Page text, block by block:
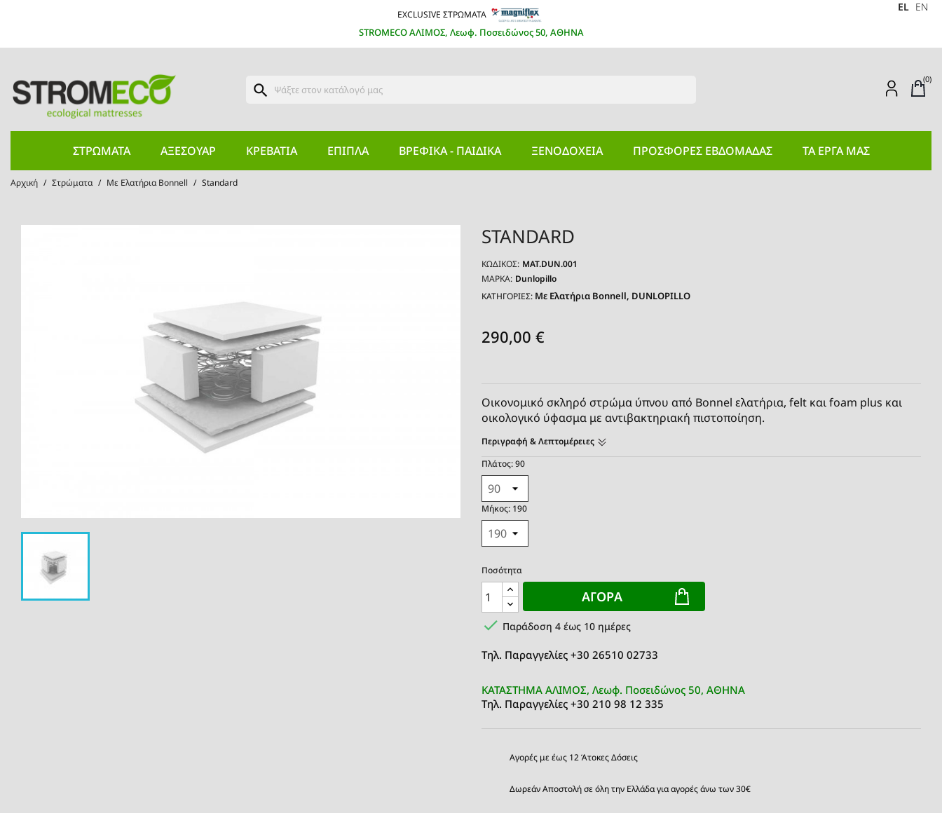
EXCLUSIVE ΣΤΡΩΜΑΤΑ
STROMECO ΑΛΙΜΟΣ, Λεωφ. Ποσειδώνος 50, ΑΘΗΝΑ
EL EN
search
(0)
ΣΤΡΏΜΑΤΑ ΑΞΕΣΟΥΆΡ ΚΡΕΒΆΤΙΑ ΕΠΙΠΛΑ ΒΡΕΦΙΚΆ - ΠΑΙΔΙΚΆ ΞΕΝΟΔΟΧΕΊΑ ΠΡΟΣΦΟΡEΣ ΕΒΔΟΜΑΔΑΣ ΤΑ ΕΡΓΑ ΜΑΣ
Αρχική Στρώματα Με Ελατήρια Bonnell Standard
STANDARD
ΚΩΔΙΚΌΣ: MAT.DUN.001
ΜΆΡΚΑ: Dunlopillo
ΚΑΤΗΓΟΡΙΕΣ: Με Ελατήρια Bonnell DUNLOPILLO
290,00 €
Οικονομικό σκληρό στρώμα ύπνου από Bonnel ελατήρια, felt και foam plus και
οικολογικό ύφασμα με αντιβακτηριακή πιστοποίηση.
Περιγραφή & Λεπτομέρειες
Πλάτος: 90
Μήκος: 190
Ποσότητα
ΑΓΟΡΆ
 Παράδοση 4 έως 10 ημέρες
Τηλ. Παραγγελίες +30 26510 02733
ΚΑΤΑΣΤΗΜΑ ΑΛΙΜΟΣ, Λεωφ. Ποσειδώνος 50, ΑΘΗΝΑ
Τηλ. Παραγγελίες +30 210 98 12 335
Αγορές με έως 12 Άτοκες Δόσεις
Δωρεάν Αποστολή σε όλη την Ελλάδα για αγορές άνω των 30€